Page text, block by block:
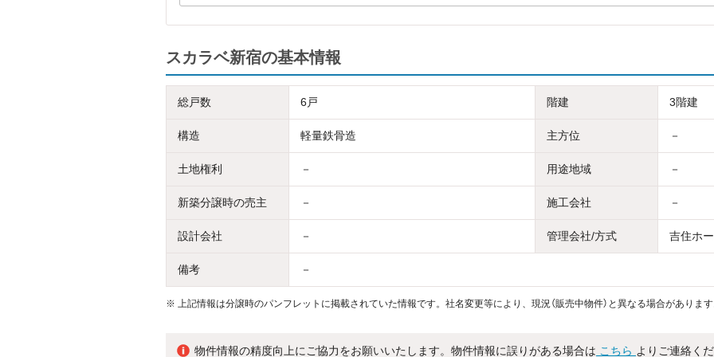
スカラベ新宿の基本情報
総戸数 6戸 階建 3階建
構造 軽量鉄骨造 主方位 －
土地権利 － 用途地域 －
新築分譲時の売主 － 施工会社 －
設計会社 － 管理会社/方式 吉住ホ
備考 －
※ 上記情報は分譲時のパンフレットに掲載されていた情報です。社名変更等により、現況（販売中物件）と異なる場合があります
物件情報の精度向上にご協力をお願いいたします。物件情報に誤りがある場合は こちら よりご連絡くだ